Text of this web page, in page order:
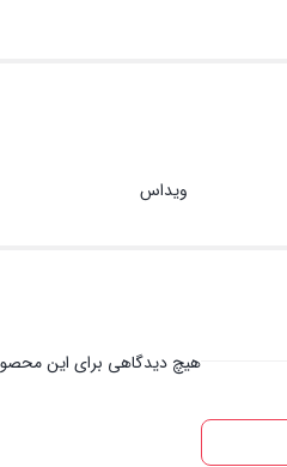
ویداس
هیچ دیدگاهی برای این